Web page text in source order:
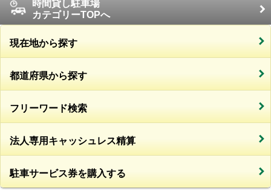
時間貸し駐車場
カテゴリーTOPへ
現在地から探す
都道府県から探す
フリーワード検索
法人専用キャッシュレス精算
駐車サービス券を購入する